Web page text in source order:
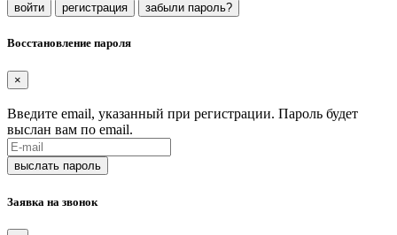
регистрация забыли пароль?
Восстановление пароля
×
Введите email, указанный при регистрации. Пароль будет
выслан вам по email.
Заявка на звонок